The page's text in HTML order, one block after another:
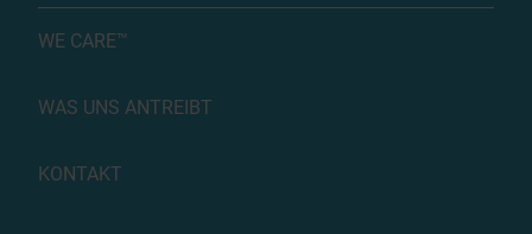
WE CARE™
WAS UNS ANTREIBT
KONTAKT